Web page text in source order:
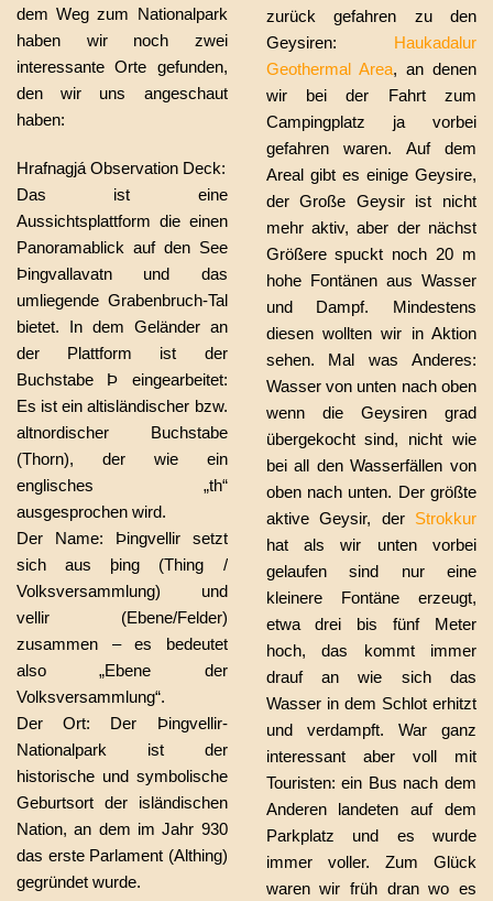
dem Weg zum Nationalpark
haben wir noch zwei
interessante Orte gefunden,
den wir uns angeschaut
haben:
Hrafnagjá Observation Deck:
Das ist eine
Aussichtsplattform die einen
Panoramablick auf den See
Þingvallavatn und das
umliegende Grabenbruch-Tal
bietet. In dem Geländer an
der Plattform ist der
Buchstabe Þ eingearbeitet:
Es ist ein altisländischer bzw.
altnordischer Buchstabe
(Thorn), der wie ein
englisches „th“
ausgesprochen wird.
Der Name: Þingvellir setzt
sich aus þing (Thing /
Volksversammlung) und
vellir (Ebene/Felder)
zusammen – es bedeutet
also „Ebene der
Volksversammlung“.
Der Ort: Der Þingvellir-
Nationalpark ist der
historische und symbolische
Geburtsort der isländischen
Nation, an dem im Jahr 930
das erste Parlament (Althing)
gegründet wurde.
zurück gefahren zu den
Geysiren: Haukadalur
Geothermal Area, an denen
wir bei der Fahrt zum
Campingplatz ja vorbei
gefahren waren. Auf dem
Areal gibt es einige Geysire,
der Große Geysir ist nicht
mehr aktiv, aber der nächst
Größere spuckt noch 20 m
hohe Fontänen aus Wasser
und Dampf. Mindestens
diesen wollten wir in Aktion
sehen. Mal was Anderes:
Wasser von unten nach oben
wenn die Geysiren grad
übergekocht sind, nicht wie
bei all den Wasserfällen von
oben nach unten. Der größte
aktive Geysir, der Strokkur
hat als wir unten vorbei
gelaufen sind nur eine
kleinere Fontäne erzeugt,
etwa drei bis fünf Meter
hoch, das kommt immer
drauf an wie sich das
Wasser in dem Schlot erhitzt
und verdampft. War ganz
interessant aber voll mit
Touristen: ein Bus nach dem
Anderen landeten auf dem
Parkplatz und es wurde
immer voller. Zum Glück
waren wir früh dran wo es